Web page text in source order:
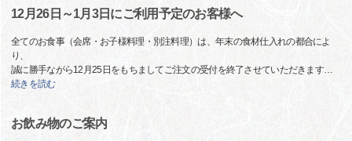
12月26日～1月3日にご利用予定のお客様へ
全てのお食事（会席・お子様料理・別注料理）は、年末の食材仕入れの都合によ
り、
誠に勝手ながら12月25日をもちましてご注文の受付を終了させていただきます…
続きを読む
お飲み物のご案内